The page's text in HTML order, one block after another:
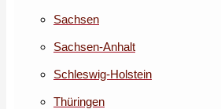
Sachsen
Sachsen-Anhalt
Schleswig-Holstein
Thüringen